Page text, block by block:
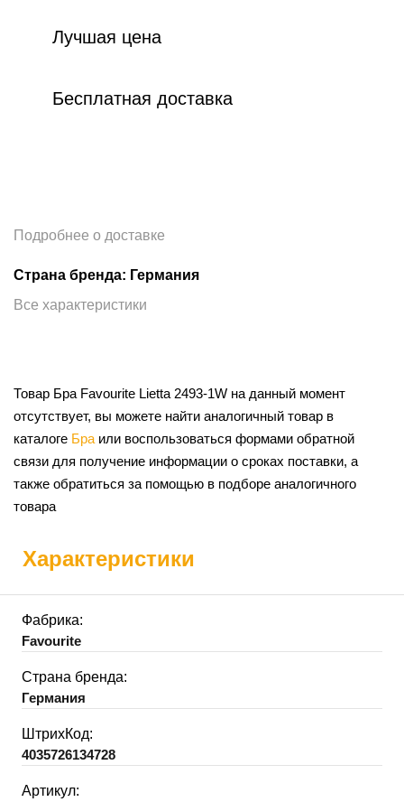
Лучшая цена
Бесплатная доставка
Подробнее о доставке
Страна бренда: Германия
Все характеристики
Товар Бра Favourite Lietta 2493-1W на данный момент
отсутствует, вы можете найти аналогичный товар в
каталоге Бра или воспользоваться формами обратной
связи для получение информации о сроках поставки, а
также обратиться за помощью в подборе аналогичного
товара
Характеристики
Фабрика:
Favourite
Страна бренда:
Германия
ШтрихКод:
4035726134728
Артикул: